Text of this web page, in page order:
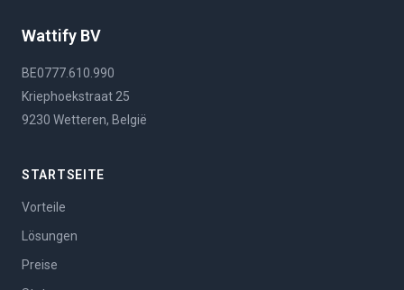
Wattify BV
BE0777.610.990
Kriephoekstraat 25
9230 Wetteren, België
STARTSEITE
Vorteile
Lösungen
Preise